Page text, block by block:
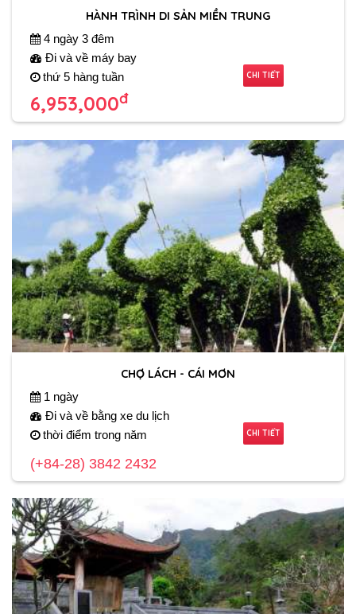
HÀNH TRÌNH DI SẢN MIỀN TRUNG
4 ngày 3 đêm
Đi và về máy bay
thứ 5 hàng tuần
6,953,000đ
CHI TIẾT
CHỢ LÁCH - CÁI MƠN
1 ngày
Đi và về bằng xe du lịch
thời điểm trong năm
(+84-28) 3842 2432
CHI TIẾT